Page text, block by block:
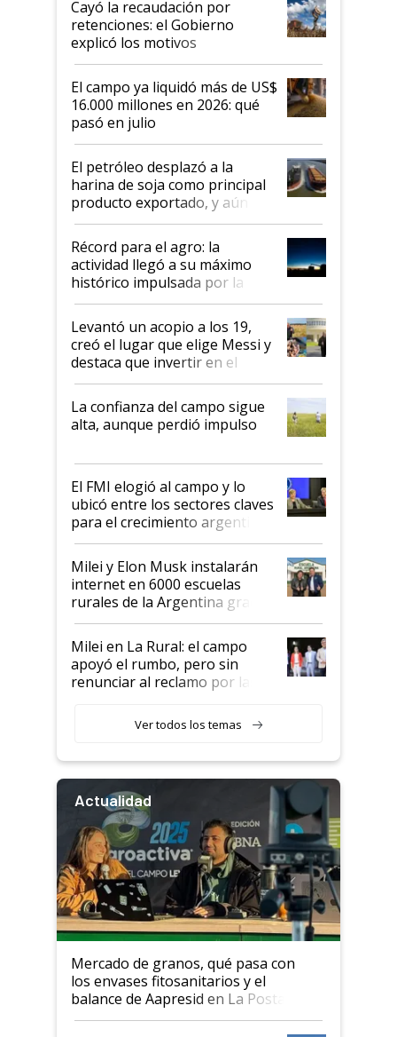
Cayó la recaudación por
retenciones: el Gobierno
explicó los motivos
El campo ya liquidó más de US$
16.000 millones en 2026: qué
pasó en julio
El petróleo desplazó a la
harina de soja como principal
producto exportado, y aún así
el agro aportó casi seis de cada
diez dólares y sostuvo el
liderazgo en un semestre
récord
Récord para el agro: la
actividad llegó a su máximo
histórico impulsada por la
cosecha y las exportaciones
Levantó un acopio a los 19,
creó el lugar que elige Messi y
destaca que invertir en el
kirchnerismo era como "darle
plata a un hijo para droga":
Juan Félix Rossetti, el libertario
que de una dura crisis salió
de Milei
La confianza del campo sigue
alta, aunque perdió impulso
El FMI elogió al campo y lo
ubicó entre los sectores claves
para el crecimiento argentino
Milei y Elon Musk instalarán
internet en 6000 escuelas
rurales de la Argentina gracias
a un acuerdo con Starlink
Milei en La Rural: el campo
apoyó el rumbo, pero sin
renunciar al reclamo por las
Ver todos los temas
Actualidad
Mercado de granos, qué pasa con
los envases fitosanitarios y el
balance de Aapresid en La Posta